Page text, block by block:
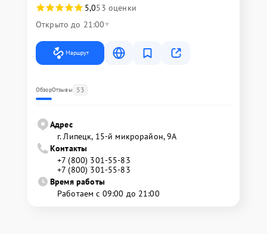
5,053 оценки
Открыто до 21:00
Маршрут
ОбзорОтзывы 53
Адрес
г. Липецк, 15-й микрорайон, 9А
Контакты
+7 (800) 301-55-83
+7 (800) 301-55-83
Время работы
Работаем с 09:00 до 21:00